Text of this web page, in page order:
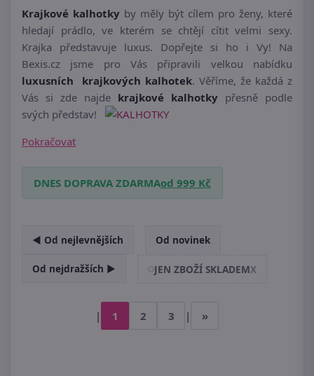
Krajkové kalhotky by měly být cílem pro ženy, které
hledají prádlo, ve kterém se chtějí cítit velmi sexy.
Krajka představuje luxus. Dopřejte si ho i Vy! Na
Bexis.cz jsme pro Vás připravili velkou nabídku
luxusních krajkových kalhotek. Věříme, že každá z
Vás si zde najde krajkové kalhotky přesně podle
svých představ!
Pokračovat
DNES DOPRAVA ZDARMAod 999 Kč
◄ Od nejlevnějších Od novinek
Od nejdražších ► JEN ZBOŽÍ SKLADEMX
| 1 2 3 | »